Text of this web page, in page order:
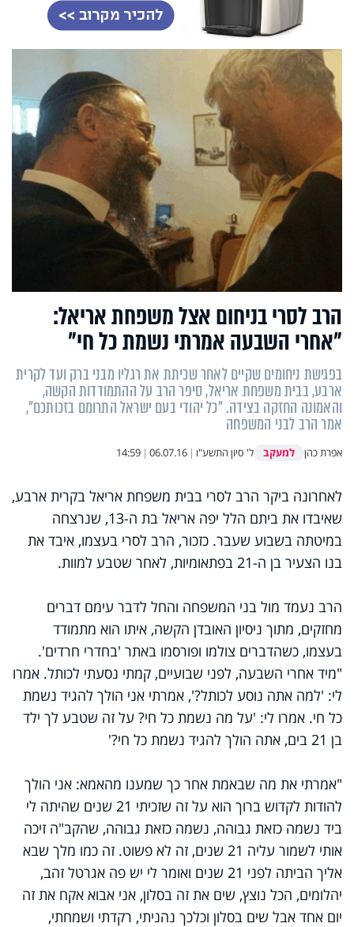
הרב לסרי בניחום אצל משפחת אריאל:
"אחרי השבעה אמרתי נשמת כל חי"
בפגישת ניחומים שקיים לאחר שכיתת את רגליו מבני ברק ועד לקרית
ארבע, בבית משפחת אריאל, סיפר הרב על ההתמודדות הקשה,
והאמונה החזקה בצידה. "כל יהודי בעם ישראל התרומם בזכותכם",
אמר הרב לבני המשפחה
אפרת כהן למעקב ל' סיון התשע"ו |
06.07.16
|
14:59
לאחרונה ביקר הרב לסרי בבית משפחת אריאל בקרית ארבע,
שאיבדו את ביתם הלל יפה אריאל בת ה-13, שנרצחה
במיטתה בשבוע שעבר. כזכור, הרב לסרי בעצמו, איבד את
בנו הצעיר בן ה-21 בפתאומיות, לאחר שטבע למוות.
הרב נעמד מול בני המשפחה והחל לדבר עימם דברים
מחזקים, מתוך ניסיון האובדן הקשה, איתו הוא מתמודד
בעצמו, כשהדברים צולמו ופורסמו באתר 'בחדרי חרדים'.
"מיד אחרי השבעה, לפני שבועיים, קמתי נסעתי לכותל. אמרו
לי: 'למה אתה נוסע לכותל?', אמרתי אני הולך להגיד נשמת
כל חי. אמרו לי: 'על מה נשמת כל חי? על זה שטבע לך ילד
בן 21 בים, אתה הולך להגיד נשמת כל חי?'
"אמרתי את מה שבאמת אחר כך שמענו מהאמא: אני הולך
להודות לקדוש ברוך הוא על זה שזכיתי 21 שנים שהיתה לי
ביד נשמה כזאת גבוהה, נשמה כזאת גבוהה, שהקב"ה זיכה
אותי לשמור עליה 21 שנים, זה לא פשוט. זה כמו מלך שבא
אליך הביתה לפני 21 שנים ואומר לי יש פה אגרטל זהב,
יהלומים, הכל נוצץ, שים את זה בסלון, אני אבוא אקח את זה
יום אחד אבל שים בסלון וכלכך נהניתי, רקדתי ושמחתי,